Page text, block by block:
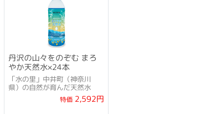
丹沢の山々をのぞむ まろ
やか天然水×24本
「水の里」中井町（神奈川
県）の自然が育んだ天然水
特価2,592円